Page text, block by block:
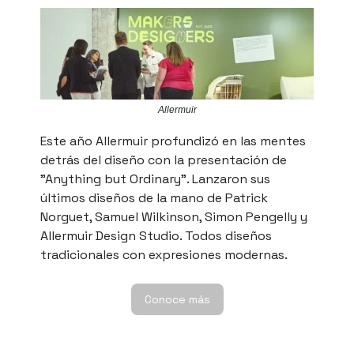
Allermuir
Este año Allermuir profundizó en las mentes
detrás del diseño con la presentación de
"Anything but Ordinary". Lanzaron sus
últimos diseños de la mano de Patrick
Norguet, Samuel Wilkinson, Simon Pengelly y
Allermuir Design Studio. Todos diseños
tradicionales con expresiones modernas.
Conoce más